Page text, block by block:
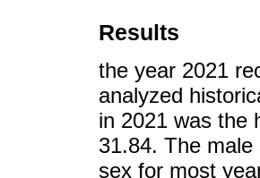
Results
the year 2021
analyzed
in 2021 was the
31.84. The
sex for most